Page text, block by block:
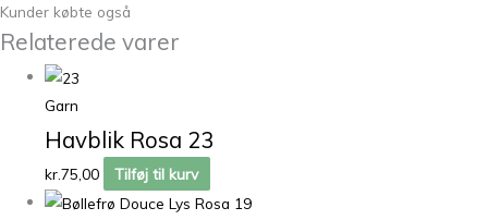
Kunder købte også
Relaterede varer
Garn
Havblik Rosa 23
kr.75,00 Tilføj til kurv